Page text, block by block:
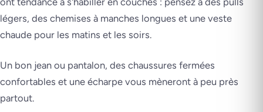
légers, des chemises à manches longues et une veste
chaude pour les matins et les soirs.
Un bon jean ou pantalon, des chaussures fermées
confortables et une écharpe vous mèneront à peu près
partout.